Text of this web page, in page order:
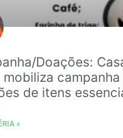
Doações:
mobiliza
de itens
»